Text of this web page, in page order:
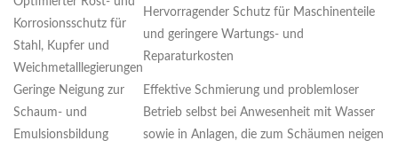
Korrosionsschutz für
Stahl, Kupfer und
Weichmetalllegierungen
Hervorragender Schutz für Maschinenteile
und geringere Wartungs- und
Reparaturkosten
Geringe Neigung zur
Schaum- und
Emulsionsbildung
Effektive Schmierung und problemloser
Betrieb selbst bei Anwesenheit mit Wasser
sowie in Anlagen, die zum Schäumen neigen